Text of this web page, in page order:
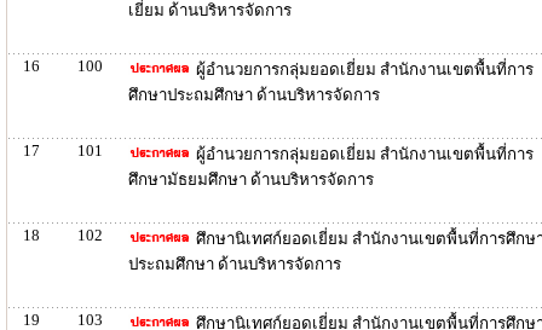
เยี่ยม ด้านบริหารจัดการ
16 100
ผู้อำนวยการกลุ่มยอดเยี่ยม สำนักงานเขตพื้นที่การ
ศึกษาประถมศึกษา ด้านบริหารจัดการ
17 101
ผู้อำนวยการกลุ่มยอดเยี่ยม สำนักงานเขตพื้นที่การ
ศึกษามัธยมศึกษา ด้านบริหารจัดการ
18 102
ศึกษานิเทศก์ยอดเยี่ยม สำนักงานเขตพื้นที่การศึกษ
ประถมศึกษา ด้านบริหารจัดการ
19 103
ศึกษานิเทศก์ยอดเยี่ยม สำนักงานเขตพื้นที่การศึกษ